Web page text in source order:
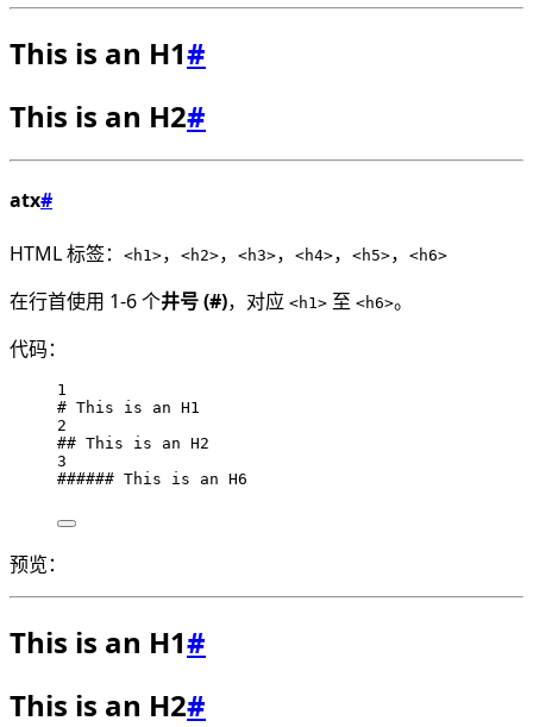
This is an H1#
This is an H2#
atx#
HTML 标签： <h1>， <h2>， <h3>， <h4>， <h5>， <h6>
在行首使用 1-6 个井号 (#)，对应 <h1> 至 <h6>。
代码：
1
# This is an H1
2
## This is an H2
3
###### This is an H6
预览：
This is an H1#
This is an H2#